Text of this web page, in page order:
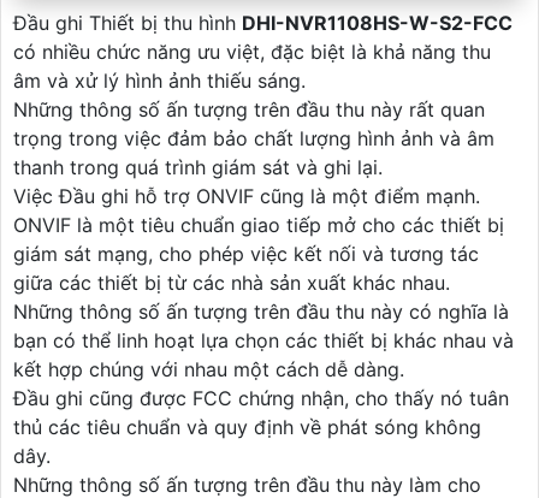
Đầu ghi Thiết bị thu hình DHI-NVR1108HS-W-S2-FCC
có nhiều chức năng ưu việt, đặc biệt là khả năng thu
âm và xử lý hình ảnh thiếu sáng.
Những thông số ấn tượng trên đầu thu này rất quan
trọng trong việc đảm bảo chất lượng hình ảnh và âm
thanh trong quá trình giám sát và ghi lại.
Việc Đầu ghi hỗ trợ ONVIF cũng là một điểm mạnh.
ONVIF là một tiêu chuẩn giao tiếp mở cho các thiết bị
giám sát mạng, cho phép việc kết nối và tương tác
giữa các thiết bị từ các nhà sản xuất khác nhau.
Những thông số ấn tượng trên đầu thu này có nghĩa là
bạn có thể linh hoạt lựa chọn các thiết bị khác nhau và
kết hợp chúng với nhau một cách dễ dàng.
Đầu ghi cũng được FCC chứng nhận, cho thấy nó tuân
thủ các tiêu chuẩn và quy định về phát sóng không
dây.
Những thông số ấn tượng trên đầu thu này làm cho